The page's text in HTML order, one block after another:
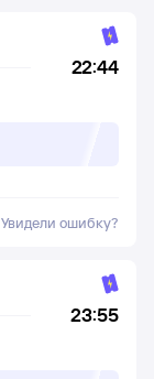
22:44
Увидели ошибку?
23:55